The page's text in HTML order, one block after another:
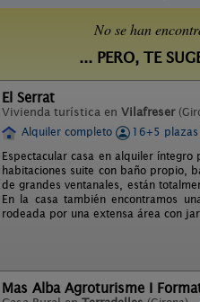
No se han
... PERO, TE
El Serrat
Vivienda turística en Vilafreser
Alquiler completo
16+5 plazas
Espectacular casa en alquiler
habitaciones suite con baño propio,
de grandes ventanales, están
En la casa también encontramos
rodeada por una extensa área con
Mas Alba Agroturisme I